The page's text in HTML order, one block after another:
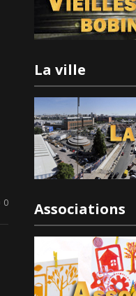
0
La ville
Associations